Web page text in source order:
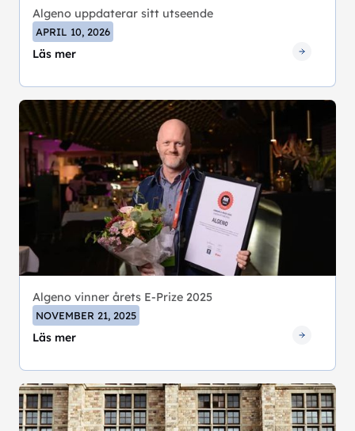
Algeno uppdaterar sitt utseende
APRIL 10, 2026
Läs mer
Algeno vinner årets E-Prize 2025
NOVEMBER 21, 2025
Läs mer